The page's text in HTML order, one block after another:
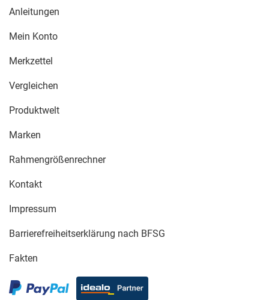
Anleitungen
Mein Konto
Merkzettel
Vergleichen
Produktwelt
Marken
Rahmengrößenrechner
Kontakt
Impressum
Barrierefreiheitserklärung nach BFSG
Fakten